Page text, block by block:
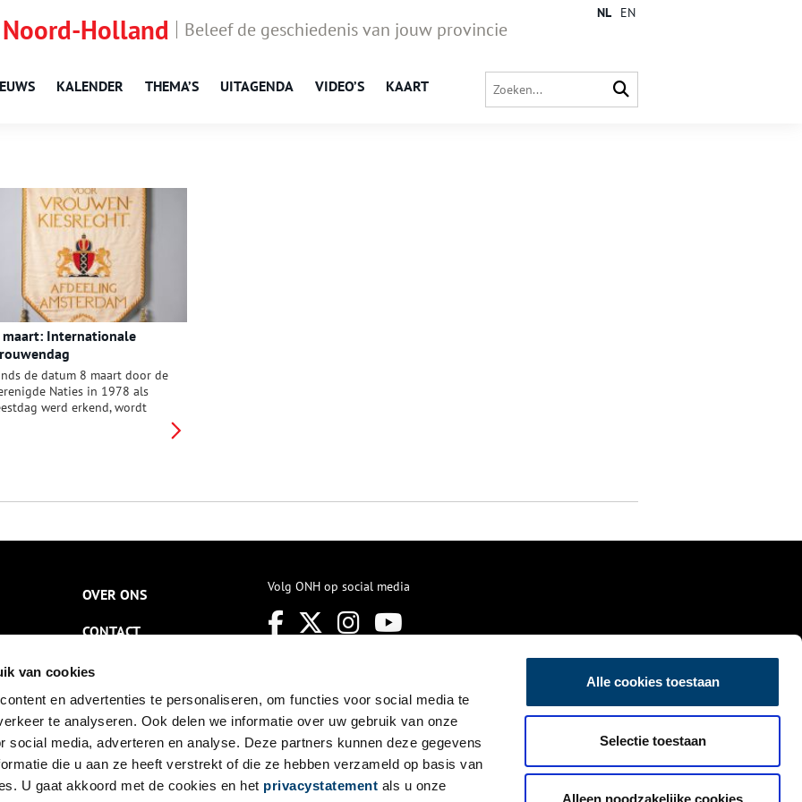
van cookies
en advertenties te personaliseren, om functies voor social media te
te analyseren. Ook delen we informatie over uw gebruik van onze
social media, adverteren en analyse. Deze partners kunnen deze gegevens
die u aan ze heeft verstrekt of die ze hebben verzameld op basis van
U gaat akkoord met de cookies en het privacystatement als u onze
Alle cookies toestaan
Selectie toestaan
Alleen noodzakelijke cookies
Holland Beleef de geschiedenis van jouw provincie
KALENDER THEMA’S UITAGENDA VIDEO’S KAART
NL EN
maart: Internationale
de datum 8 maart door de
Naties in 1978 als
werd erkend, wordt
OVER ONS
CONTACT
NIEUWSBRIEF
DISCLAIMER
PRIVACY
TOEGANKELIJKHEID
Volg ONH op social media